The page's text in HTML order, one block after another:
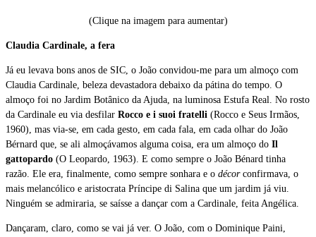
(Clique na imagem para aumentar)
Claudia Cardinale, a fera
Já eu levava bons anos de SIC, o João convidou-me para um almoço com
Claudia Cardinale, beleza devastadora debaixo da pátina do tempo. O
almoço foi no Jardim Botânico da Ajuda, na luminosa Estufa Real. No rosto
da Cardinale eu via desfilar Rocco e i suoi fratelli (Rocco e Seus Irmãos,
1960), mas via-se, em cada gesto, em cada fala, em cada olhar do João
Bérnard que, se ali almoçávamos alguma coisa, era um almoço do Il
gattopardo (O Leopardo, 1963). E como sempre o João Bénard tinha
razão. Ele era, finalmente, como sempre sonhara e o décorconfirmava, o
mais melancólico e aristocrata Príncipe di Salina que um jardim já viu.
Ninguém se admiraria, se saísse a dançar com a Cardinale, feita Angélica.
Dançaram, claro, como se vai já ver. O João, com o Dominique Paini,